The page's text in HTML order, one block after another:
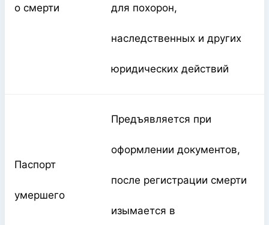
о смерти для похорон,
наследственных и других
юридических действий
Паспорт
умершего
Предъявляется при
оформлении документов,
после регистрации смерти
изымается в